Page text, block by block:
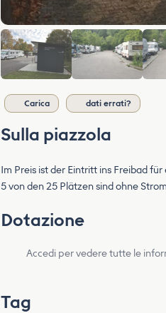
Carica dati errati?
Sulla piazzola
Im Preis ist der Eintritt ins Freibad
5 von den 25 Plätzen sind ohne
Dotazione
Accedi per vedere tutte le
Tag